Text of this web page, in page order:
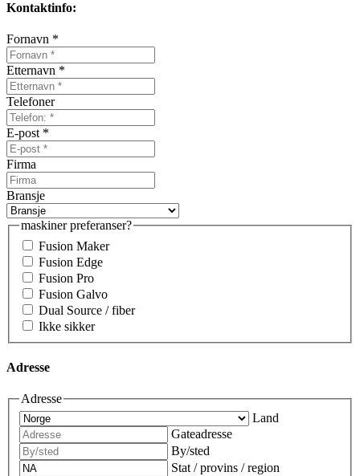
Kontaktinfo:
Fornavn *
Etternavn *
Telefoner
E-post *
Firma
Bransje
maskiner preferanser?
Fusion Maker
Fusion Edge
Fusion Pro
Fusion Galvo
Dual Source / fiber
Ikke sikker
Adresse
Adresse
Land
Gateadresse
By/sted
Stat / provins / region